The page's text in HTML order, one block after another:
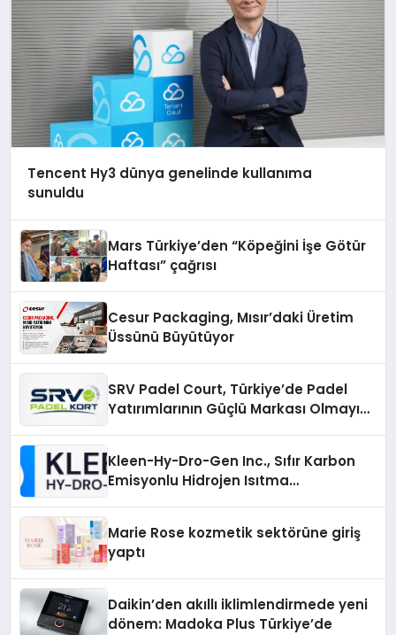
Tencent Hy3 dünya genelinde kullanıma
sunuldu
Mars Türkiye’den “Köpeğini İşe Götür
Haftası” çağrısı
Cesur Packaging, Mısır’daki Üretim
Üssünü Büyütüyor
SRV Padel Court, Türkiye’de Padel
Yatırımlarının Güçlü Markası Olmayı
Kleen-Hy-Dro-Gen Inc., Sıfır Karbon
Emisyonlu Hidrojen Isıtma
Marie Rose kozmetik sektörüne giriş
yaptı
Daikin’den akıllı iklimlendirmede yeni
dönem: Madoka Plus Türkiye’de